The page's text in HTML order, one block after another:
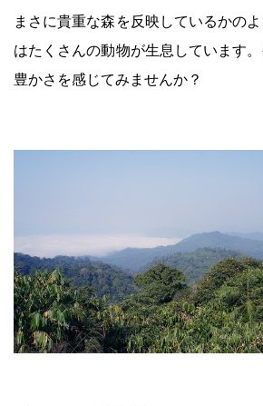
まさに貴重な森を反映しているかの
はたくさんの動物が生息しています
豊かさを感じてみませんか？